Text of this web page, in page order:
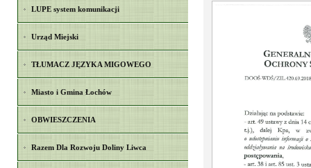
LUPE system komunikacji
Urząd Miejski
TŁUMACZ JĘZYKA MIGOWEGO
Miasto i Gmina Łochów
OBWIESZCZENIA
Razem Dla Rozwoju Doliny Liwca